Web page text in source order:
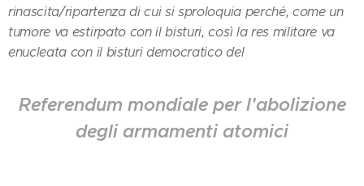
rinascita/ripartenza di cui si sproloquia perché, come un
tumore va estirpato con il bisturi, così la res militare va
enucleata con il bisturi democratico del
Referendum mondiale per l'abolizione
degli armamenti atomici